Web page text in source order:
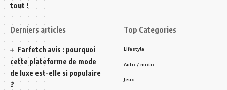
tout !
Derniers articles
Farfetch avis : pourquoi
cette plateforme de mode
de luxe est-elle si populaire
?
Top Categories
Lifestyle
Auto / moto
Jeux